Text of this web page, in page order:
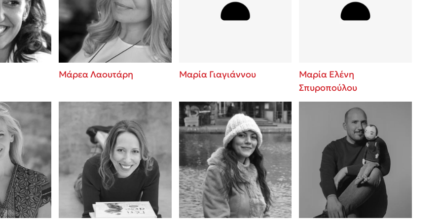
Baccalario
3 βιβλία που μπορείς να διαβάσεις σε
μια μέρα!
Εύκολη συνταγή για chicken BBQ pizza
από τον Άκη Πετρετζίκη!
Διακοπές με τα παιδιά: Η ανάγκη μας για
παύση σε μετωπική σύγκρουση με τη
τεστ και ανακάλυψε την τάση σου!
Μάρεα Λαουτάρη Μαρία Γιαγιάννου
Μαρία Ελένη
Σπυροπούλου